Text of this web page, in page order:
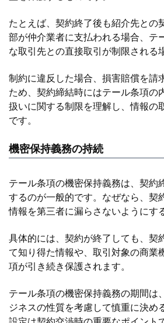
たとえば、契約終了後も紹介先との
部が仲介業者に支払われる場合、テ
な取引先との直接取引が制限される
制約に違反した場合、損害賠償を請
ため、契約締結時にはテール条項の
扱いに関する制限を理解し、情報の
です。
機密保持義務の持続
テール条項の機密保持義務は、契約
するのが一般的です。なぜなら、契
情報を第三者に漏らさないようにす
具体的には、契約が終了しても、契
て知り得た情報や、取引対象の商業
項が引き続き保護されます。
テール条項の機密保持義務の期間は
ジネスの性質を考慮して慎重に決め